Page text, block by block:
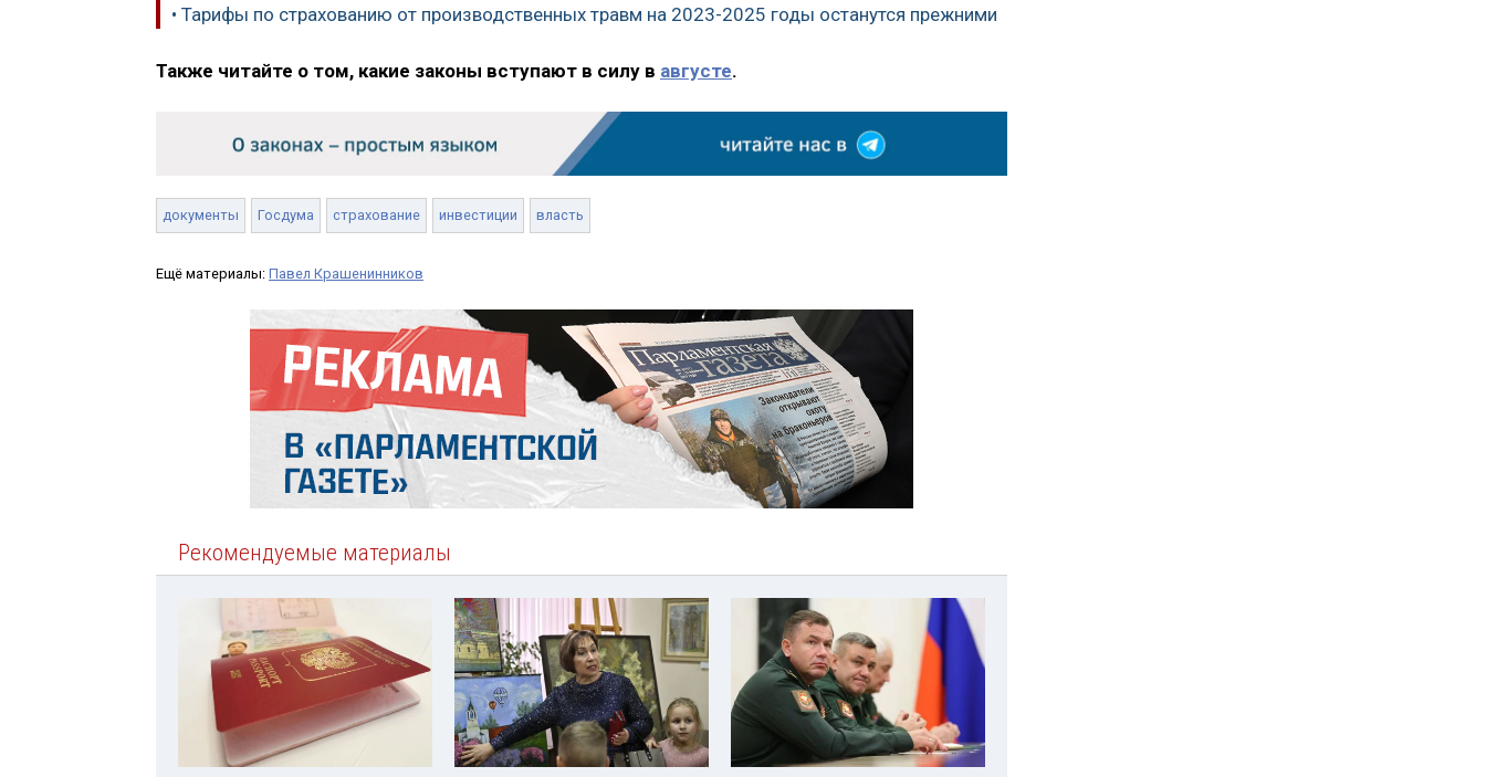
• Тарифы по страхованию от производственных травм на 2023-2025 годы останутся прежними
Также читайте о том, какие законы вступают в силу в августе.
документы Госдума страхование инвестиции власть
Ещё материалы: Павел Крашенинников
Рекомендуемые материалы